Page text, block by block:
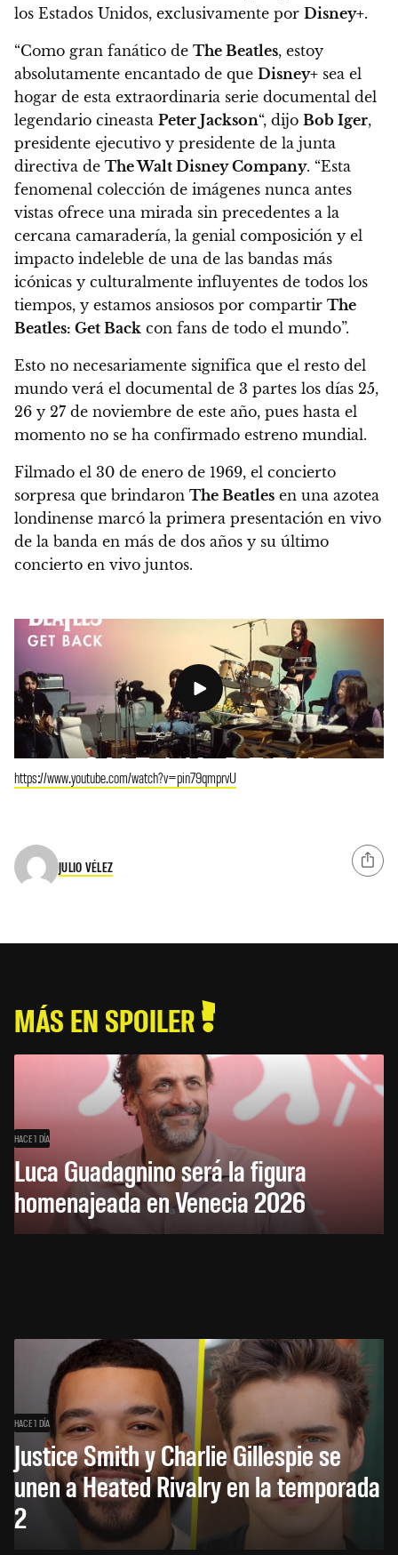
los Estados Unidos, exclusivamente por Disney+.
“Como gran fanático de The Beatles, estoy
absolutamente encantado de que Disney+ sea el
hogar de esta extraordinaria serie documental del
legendario cineasta Peter Jackson“, dijo Bob Iger,
presidente ejecutivo y presidente de la junta
directiva de The Walt Disney Company. “Esta
fenomenal colección de imágenes nunca antes
vistas ofrece una mirada sin precedentes a la
cercana camaradería, la genial composición y el
impacto indeleble de una de las bandas más
icónicas y culturalmente influyentes de todos los
tiempos, y estamos ansiosos por compartir The
Beatles: Get Back con fans de todo el mundo”.
Esto no necesariamente significa que el resto del
mundo verá el documental de 3 partes los días 25,
26 y 27 de noviembre de este año, pues hasta el
momento no se ha confirmado estreno mundial.
Filmado el 30 de enero de 1969, el concierto
sorpresa que brindaron The Beatles en una azotea
londinense marcó la primera presentación en vivo
de la banda en más de dos años y su último
concierto en vivo juntos.
https://www.youtube.com/watch?v=pin79qmprvU
JULIO VÉLEZ
MÁS EN SPOILER
HACE 1 DÍA
Luca Guadagnino será la figura
homenajeada en Venecia 2026
HACE 1 DÍA
Justice Smith y Charlie Gillespie se
unen a Heated Rivalry en la temporada
2